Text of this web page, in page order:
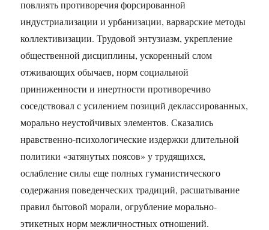
повлиять противоречия форсированной
индустриализации и урбанизации, варварские методы
коллективизации. Трудовой энтузиазм, укрепление
общественной дисциплины, ускоренный слом
отживающих обычаев, норм социальной
приниженности и инертности противоречиво
соседствовал с усилением позиций деклассированных,
морально неустойчивых элементов. Сказались
нравственно-психологические издержки длительной
политики «затянутых поясов» у трудящихся,
ослабление силы еще полных гуманистического
содержания поведенческих традиций, расшатывание
правил бытовой морали, огрубление морально-
этикетных норм межличностных отношений.